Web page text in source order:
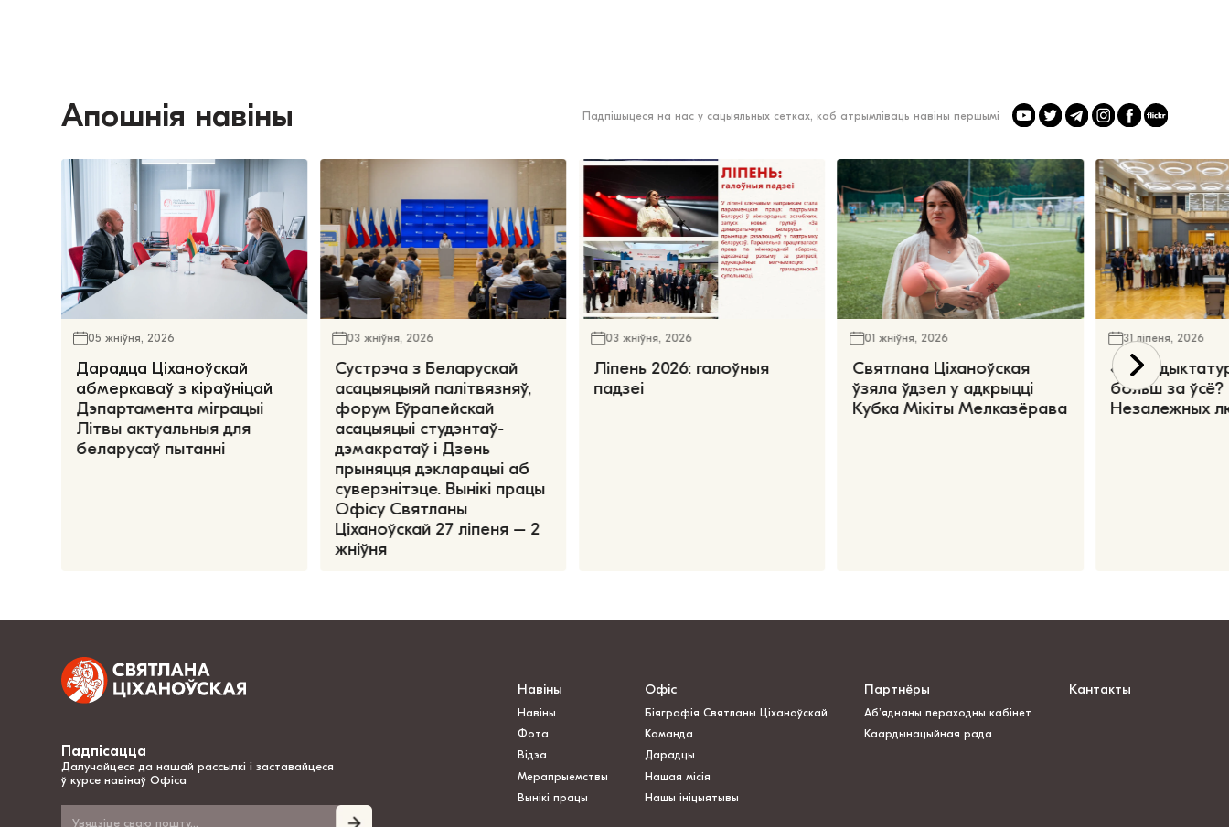
Апошнія навіны Падпішыцеся на нас у сацыяльных сетках, каб атрымліваць навіны першымі
05 жніўня, 2026
Дарадца Ціханоўскай
абмеркаваў з кіраўніцай
Дэпартамента міграцыі
Літвы актуальныя для
беларусаў пытанні
03 жніўня, 2026
Сустрэча з Беларускай
асацыяцыяй палітвязняў,
форум Еўрапейскай
асацыяцыі студэнтаў-
дэмакратаў і Дзень
прыняцця дэкларацыі аб
суверэнітэце. Вынікі працы
Офісу Святланы
Ціханоўскай 27 ліпеня – 2
жніўня
03 жніўня, 2026
Ліпень 2026: галоўныя
падзеі
01 жніўня, 2026
Святлана Ціханоўская
ўзяла ўдзел у адкрыцці
Кубка Мікіты Мелказёрава
31 ліпеня, 2026
«Чаго
больш за ўсё?
Незалежных
Падпісацца
Далучайцеся да нашай рассылкі і заставайцеся
ў курсе навінаў Офіса
Навіны
Навіны
Фота
Відэа
Мерапрыемствы
Вынікі працы
Офіс
Біяграфія Святланы Ціханоўскай
Каманда
Дарадцы
Нашая місія
Нашы ініцыятывы
Партнёры
Аб’яднаны пераходны кабінет
Каардынацыйная рада
Кантакты